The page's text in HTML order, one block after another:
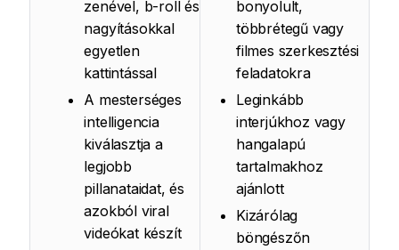
zenével, b-roll és
nagyításokkal
egyetlen
kattintással
A mesterséges
intelligencia
kiválasztja a
legjobb
pillanataidat, és
azokból viral
videókat készít
bonyolult,
többrétegű vagy
filmes szerkesztési
feladatokra
Leginkább
interjúkhoz vagy
hangalapú
tartalmakhoz
ajánlott
Kizárólag
böngészőn